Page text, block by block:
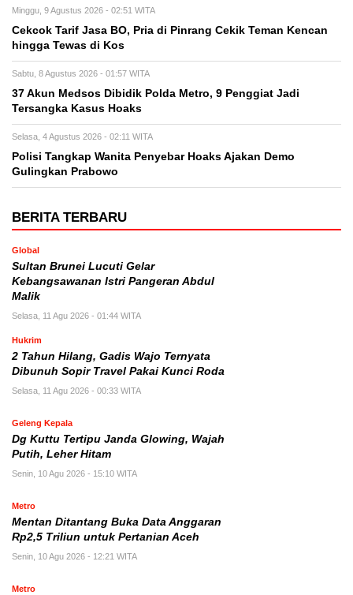
Minggu, 9 Agustus 2026 - 02:51 WITA
Cekcok Tarif Jasa BO, Pria di Pinrang Cekik Teman Kencan
hingga Tewas di Kos
Sabtu, 8 Agustus 2026 - 01:57 WITA
37 Akun Medsos Dibidik Polda Metro, 9 Penggiat Jadi
Tersangka Kasus Hoaks
Selasa, 4 Agustus 2026 - 02:11 WITA
Polisi Tangkap Wanita Penyebar Hoaks Ajakan Demo
Gulingkan Prabowo
BERITA TERBARU
Global
Sultan Brunei Lucuti Gelar
Kebangsawanan Istri Pangeran Abdul
Malik
Selasa, 11 Agu 2026 - 01:44 WITA
Hukrim
2 Tahun Hilang, Gadis Wajo Ternyata
Dibunuh Sopir Travel Pakai Kunci Roda
Selasa, 11 Agu 2026 - 00:33 WITA
Geleng Kepala
Dg Kuttu Tertipu Janda Glowing, Wajah
Putih, Leher Hitam
Senin, 10 Agu 2026 - 15:10 WITA
Metro
Mentan Ditantang Buka Data Anggaran
Rp2,5 Triliun untuk Pertanian Aceh
Senin, 10 Agu 2026 - 12:21 WITA
Metro